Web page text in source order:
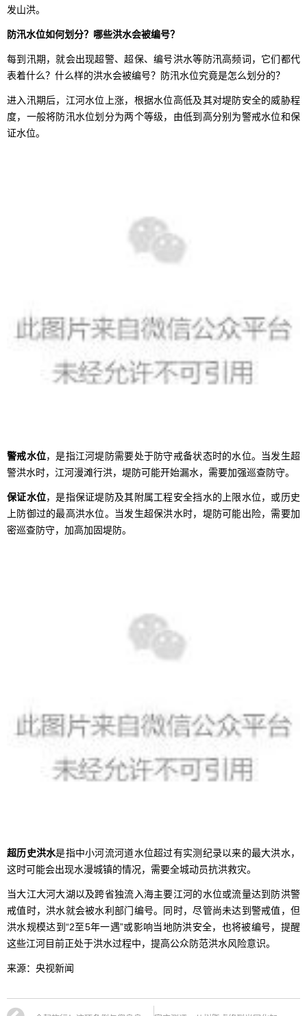
发山洪。
防汛水位如何划分？哪些洪水会被编号？
每到汛期，就会出现超警、超保、编号洪水等防汛高频词，它们都代
表着什么？什么样的洪水会被编号？防汛水位究竟是怎么划分的？
进入汛期后，江河水位上涨，根据水位高低及其对堤防安全的威胁程
度，一般将防汛水位划分为两个等级，由低到高分别为警戒水位和保
证水位。
警戒水位，是指江河堤防需要处于防守戒备状态时的水位。当发生超
警洪水时，江河漫滩行洪，堤防可能开始漏水，需要加强巡查防守。
保证水位，是指保证堤防及其附属工程安全挡水的上限水位，或历史
上防御过的最高洪水位。当发生超保洪水时，堤防可能出险，需要加
密巡查防守，加高加固堤防。
超历史洪水是指中小河流河道水位超过有实测纪录以来的最大洪水，
这时可能会出现水漫城镇的情况，需要全城动员抗洪救灾。
当大江大河大湖以及跨省独流入海主要江河的水位或流量达到防洪警
戒值时，洪水就会被水利部门编号。同时，尽管尚未达到警戒值，但
洪水规模达到“2至5年一遇”或影响当地防洪安全，也将被编号，提醒
这些江河目前正处于洪水过程中，提高公众防范洪水风险意识。
来源：央视新闻